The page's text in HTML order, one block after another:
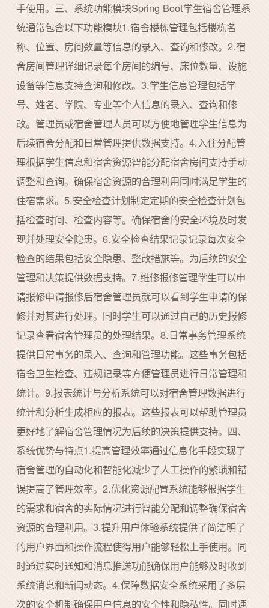
手使用。三、系统功能模块Spring Boot学生宿舍管理系
统通常包含以下功能模块1.宿舍楼栋管理包括楼栋名
称、位置、房间数量等信息的录入、查询和修改。2.宿
舍房间管理详细记录每个房间的编号、床位数量、设施
设备等信息支持查询和修改。3.学生信息管理包括学
号、姓名、学院、专业等个人信息的录入、查询和修
改。管理员或宿舍管理人员可以方便地管理学生信息为
后续宿舍分配和日常管理提供数据支持。4.入住分配管
理根据学生信息和宿舍资源智能分配宿舍房间支持手动
调整和查询。确保宿舍资源的合理利用同时满足学生的
住宿需求。5.安全检查计划制定定期的安全检查计划包
括检查时间、检查内容等。确保宿舍的安全环境及时发
现并处理安全隐患。6.安全检查结果记录记录每次安全
检查的结果包括安全隐患、整改措施等。为后续的安全
管理和决策提供数据支持。7.维修报修管理学生可以申
请报修申请报修后宿舍管理员就可以看到学生申请的保
修并对其进行处理。同时学生可以通过自己的历史报修
记录查看宿舍管理员的处理结果。8.日常事务管理系统
提供日常事务的录入、查询和管理功能。这些事务包括
宿舍卫生检查、违规记录等方便管理员进行日常管理和
统计。9.报表统计与分析系统可以对宿舍管理数据进行
统计和分析生成相应的报表。这些报表可以帮助管理员
更好地了解宿舍管理情况为后续的决策提供支持。四、
系统优势与特点1.提高管理效率通过信息化手段实现了
宿舍管理的自动化和智能化减少了人工操作的繁琐和错
误提高了管理效率。2.优化资源配置系统能够根据学生
的需求和宿舍的实际情况进行智能分配和调整确保宿舍
资源的合理利用。3.提升用户体验系统提供了简洁明了
的用户界面和操作流程使得用户能够轻松上手使用。同
时通过实时通知和消息推送功能确保用户能够及时收到
系统消息和新闻动态。4.保障数据安全系统采用了多层
次的安全机制确保用户信息的安全性和隐私性。同时通